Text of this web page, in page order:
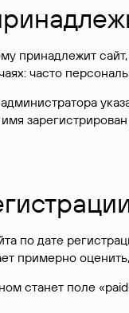
принадлежит
часто
по дате
примерно
станет поле